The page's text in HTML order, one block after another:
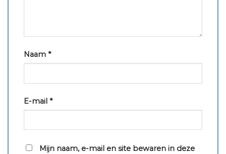
Naam *
E-mail *
Mijn naam, e-mail en site bewaren in deze